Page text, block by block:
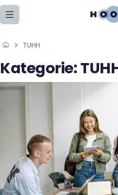
Zum
Home
Lernangebote
Meine Lernangebote
News
Veranstaltungen
TUHH
Kategorie: